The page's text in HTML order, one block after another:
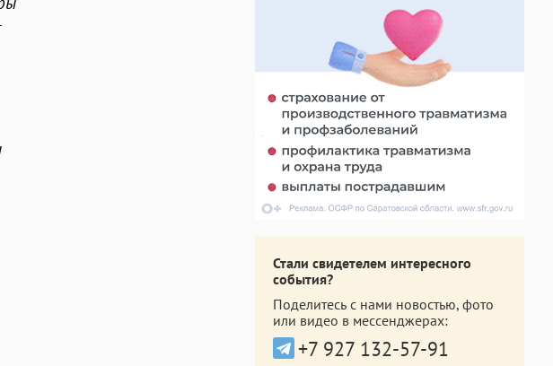
Стали свидетелем интересного
события?
Поделитесь с нами новостью, фото
или видео в мессенджерах:
+7 927 132-57-91